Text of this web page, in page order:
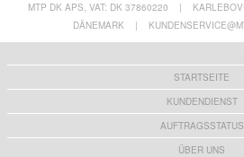
MTP DK APS, VAT: DK 37860220 |
DÄNEMARK
|
STARTSEITE
KUNDENDIENST
AUFTRAGSSTATUS
ÜBER UNS